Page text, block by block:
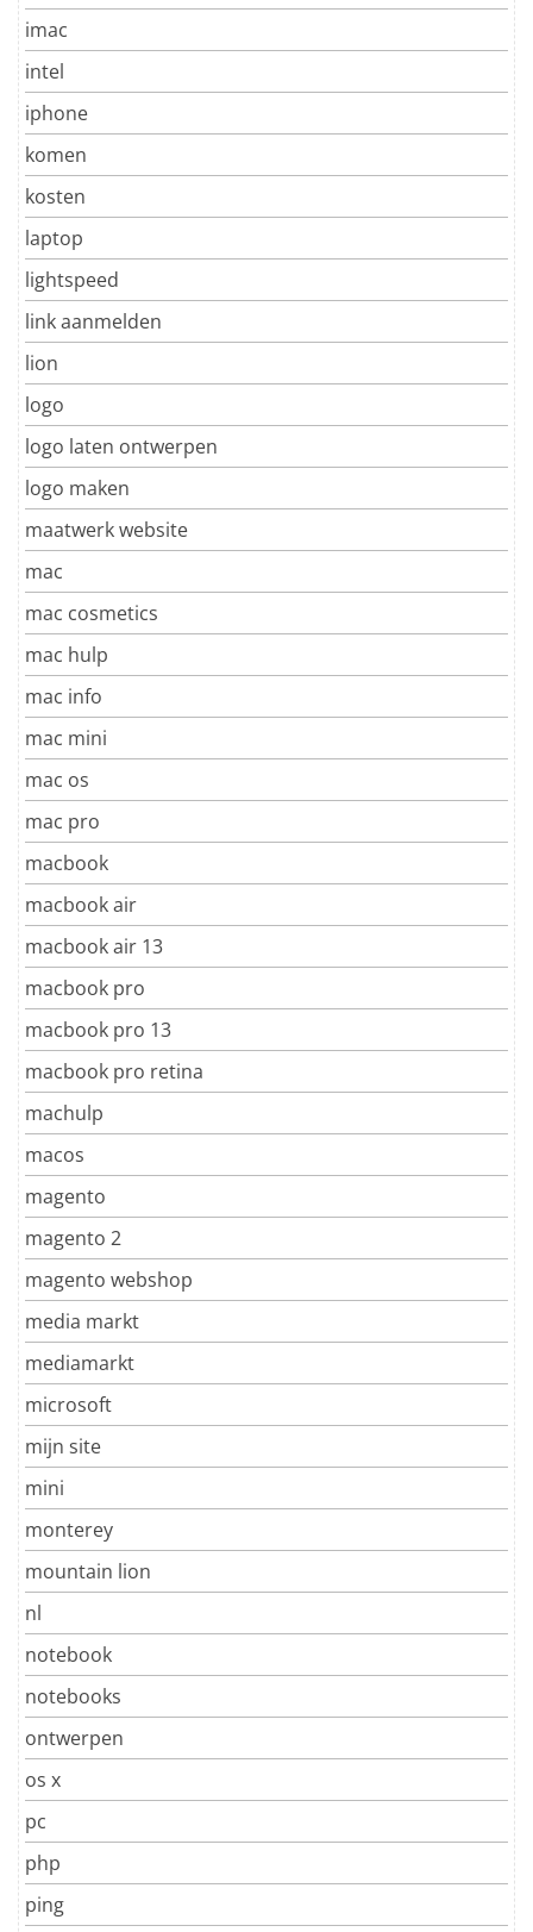
imac
intel
iphone
komen
kosten
laptop
lightspeed
link aanmelden
lion
logo
logo laten ontwerpen
logo maken
maatwerk website
mac
mac cosmetics
mac hulp
mac info
mac mini
mac os
mac pro
macbook
macbook air
macbook air 13
macbook pro
macbook pro 13
macbook pro retina
machulp
macos
magento
magento 2
magento webshop
media markt
mediamarkt
microsoft
mijn site
mini
monterey
mountain lion
nl
notebook
notebooks
ontwerpen
os x
pc
php
ping